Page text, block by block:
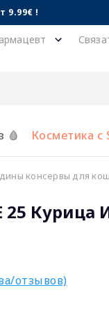
9.99€ !
🩸 Косметика с
консервы для
25
отзывов)